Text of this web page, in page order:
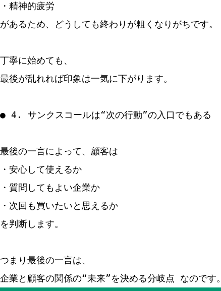
・精神的疲労
があるため、どうしても終わりが粗くなりがちです。
丁寧に始めても、
最後が乱れれば印象は一気に下がります。
● 4. サンクスコールは“次の行動”の入口でもある
最後の一言によって、顧客は
・安心して使えるか
・質問してもよい企業か
・次回も買いたいと思えるか
を判断します。
つまり最後の一言は、
企業と顧客の関係の“未来”を決める分岐点 なのです。